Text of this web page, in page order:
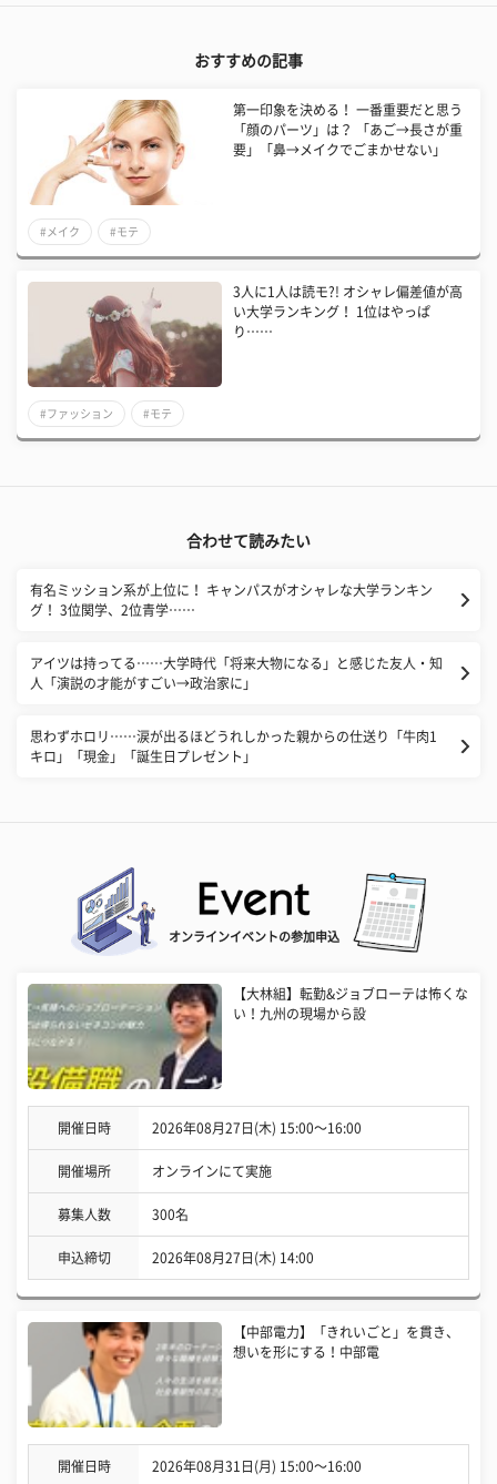
おすすめの記事
第一印象を決める！ 一番重要だと思う
「顔のパーツ」は？ 「あご→長さが重
要」「鼻→メイクでごまかせない」
#メイク #モテ
3人に1人は読モ?! オシャレ偏差値が高
い大学ランキング！ 1位はやっぱ
り……
#ファッション #モテ
合わせて読みたい
有名ミッション系が上位に！ キャンパスがオシャレな大学ランキン
グ！ 3位関学、2位青学……
アイツは持ってる……大学時代「将来大物になる」と感じた友人・知
人「演説の才能がすごい→政治家に」
思わずホロリ……涙が出るほどうれしかった親からの仕送り「牛肉1
キロ」「現金」「誕生日プレゼント」
オンラインイベントの参加申込
【大林組】転勤&ジョブローテは怖くな
い！九州の現場から設
開催日時 2026年08月27日(木) 15:00〜16:00
開催場所 オンラインにて実施
募集人数 300名
申込締切 2026年08月27日(木) 14:00
【中部電力】「きれいごと」を貫き、
想いを形にする！中部電
開催日時 2026年08月31日(月) 15:00〜16:00